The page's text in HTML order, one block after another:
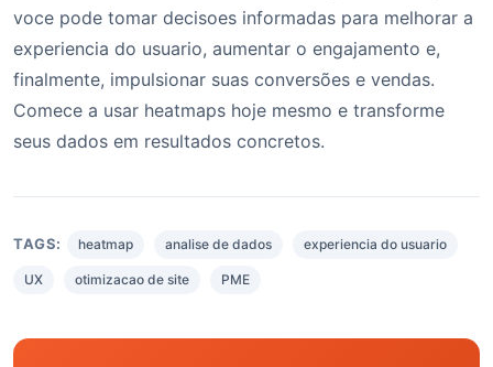
voce pode tomar decisoes informadas para melhorar a
experiencia do usuario, aumentar o engajamento e,
finalmente, impulsionar suas conversões e vendas.
Comece a usar heatmaps hoje mesmo e transforme
seus dados em resultados concretos.
TAGS: heatmap analise de dados experiencia do usuario
UX otimizacao de site PME